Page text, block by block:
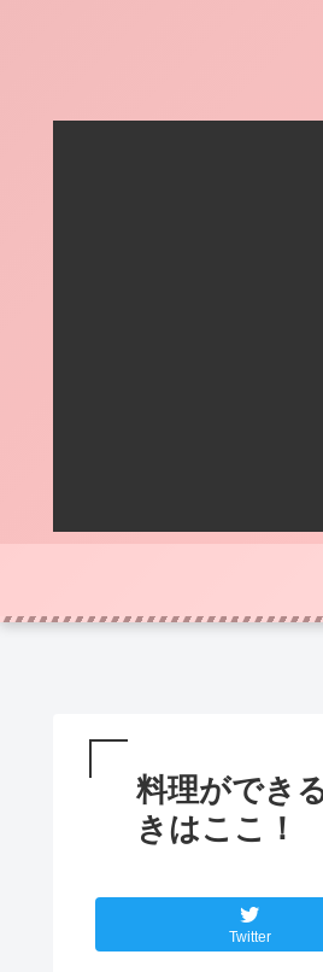
料理ができ
きはここ！
Twitter